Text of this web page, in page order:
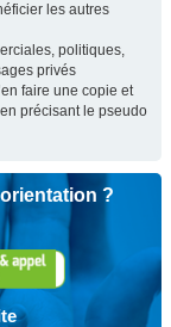
les autres
politiques,
privés
faire une copie et
précisant le pseudo
?